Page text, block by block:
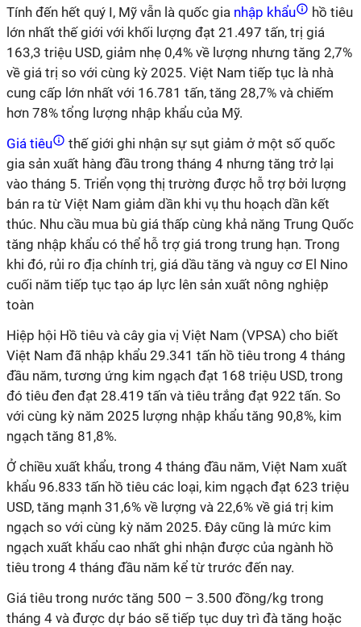
Tính đến hết quý I, Mỹ vẫn là quốc gia nhập khẩu
hồ tiêu
lớn nhất thế giới với khối lượng đạt 21.497 tấn, trị giá
163,3 triệu USD, giảm nhẹ 0,4% về lượng nhưng tăng 2,7%
về giá trị so với cùng kỳ 2025. Việt Nam tiếp tục là nhà
cung cấp lớn nhất với 16.781 tấn, tăng 28,7% và chiếm
hơn 78% tổng lượng nhập khẩu của Mỹ.
Giá tiêu
thế giới ghi nhận sự sụt giảm ở một số quốc
gia sản xuất hàng đầu trong tháng 4 nhưng tăng trở lại
vào tháng 5. Triển vọng thị trường được hỗ trợ bởi lượng
bán ra từ Việt Nam giảm dần khi vụ thu hoạch dần kết
thúc. Nhu cầu mua bù giá thấp cùng khả năng Trung Quốc
tăng nhập khẩu có thể hỗ trợ giá trong trung hạn. Trong
khi đó, rủi ro địa chính trị, giá dầu tăng và nguy cơ El Nino
cuối năm tiếp tục tạo áp lực lên sản xuất nông nghiệp
toàn
Hiệp hội Hồ tiêu và cây gia vị Việt Nam (VPSA) cho biết
Việt Nam đã nhập khẩu 29.341 tấn hồ tiêu trong 4 tháng
đầu năm, tương ứng kim ngạch đạt 168 triệu USD, trong
đó tiêu đen đạt 28.419 tấn và tiêu trắng đạt 922 tấn. So
với cùng kỳ năm 2025 lượng nhập khẩu tăng 90,8%, kim
ngạch tăng 81,8%.
Ở chiều xuất khẩu, trong 4 tháng đầu năm, Việt Nam xuất
khẩu 96.833 tấn hồ tiêu các loại, kim ngạch đạt 623 triệu
USD, tăng mạnh 31,6% về lượng và 22,6% về giá trị kim
ngạch so với cùng kỳ năm 2025. Đây cũng là mức kim
ngạch xuất khẩu cao nhất ghi nhận được của ngành hồ
tiêu trong 4 tháng đầu năm kể từ trước đến nay.
Giá tiêu trong nước tăng 500 – 3.500 đồng/kg trong
tháng 4 và được dự báo sẽ tiếp tục duy trì đà tăng hoặc